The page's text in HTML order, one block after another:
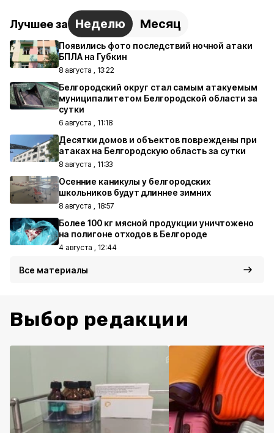
Лучшее за Неделю Месяц
Появились фото последствий ночной атаки
БПЛА на Губкин
8 августа , 13:22
Белгородский округ стал самым атакуемым
муниципалитетом Белгородской области за
сутки
6 августа , 11:18
Десятки домов и объектов повреждены при
атаках на Белгородскую область за сутки
8 августа , 11:33
Осенние каникулы у белгородских
школьников будут длиннее зимних
8 августа , 18:57
Более 100 кг мясной продукции уничтожено
на полигоне отходов в Белгороде
4 августа , 12:44
Все материалы
Выбор редакции